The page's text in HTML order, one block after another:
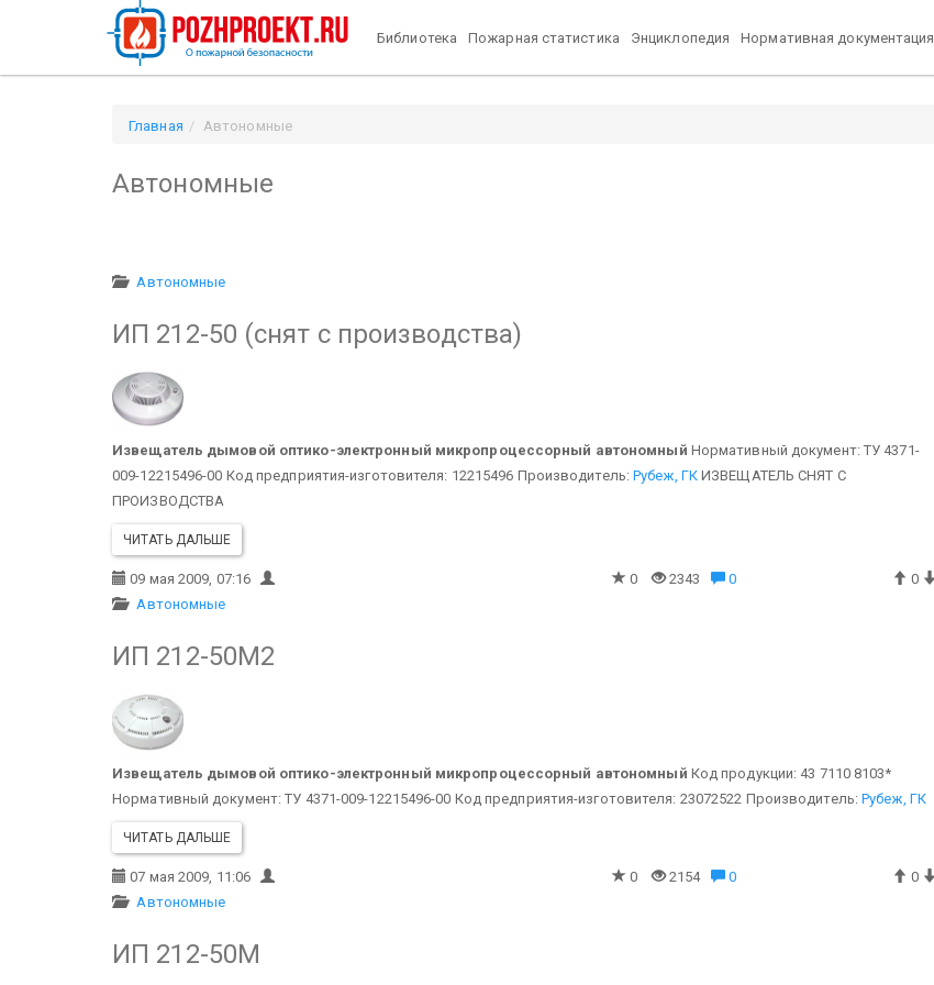
Библиотека Пожарная статистика Энциклопедия Нормативная документация
Главная Автономные
Автономные
Автономные
ИП 212-50 (снят с производства)
Извещатель дымовой оптико-электронный микропроцессорный автономный Нормативный документ: ТУ 4371-
009-12215496-00 Код предприятия-изготовителя: 12215496 Производитель:Рубеж, ГКИЗВЕЩАТЕЛЬ СНЯТ С
ПРОИЗВОДСТВА
ЧИТАТЬ ДАЛЬШЕ
09 мая 2009, 07:16 0 2343 0
0
Автономные
ИП 212-50М2
Извещатель дымовой оптико-электронный микропроцессорный автономный Код продукции: 43 7110 8103*
Нормативный документ: ТУ 4371-009-12215496-00 Код предприятия-изготовителя: 23072522 Производитель:Рубеж, ГК
ЧИТАТЬ ДАЛЬШЕ
07 мая 2009, 11:06 0 2154 0
0
Автономные
ИП 212-50М